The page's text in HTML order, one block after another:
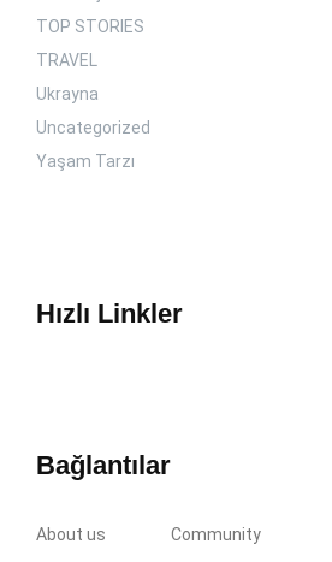
TOP STORIES
TRAVEL
Ukrayna
Uncategorized
Yaşam Tarzı
Hızlı Linkler
Bağlantılar
About us Community